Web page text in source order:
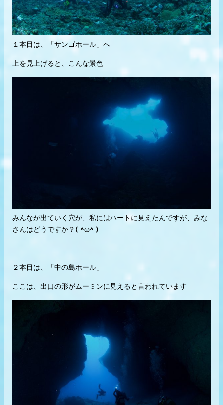
１本目は、「サンゴホール」へ
上を見上げると、こんな景色
みんなが出ていく穴が、私にはハートに見えたんですが、みな
さんはどうですか？( ^ω^ )
２本目は、「中の島ホール」
ここは、出口の形がムーミンに見えると言われています